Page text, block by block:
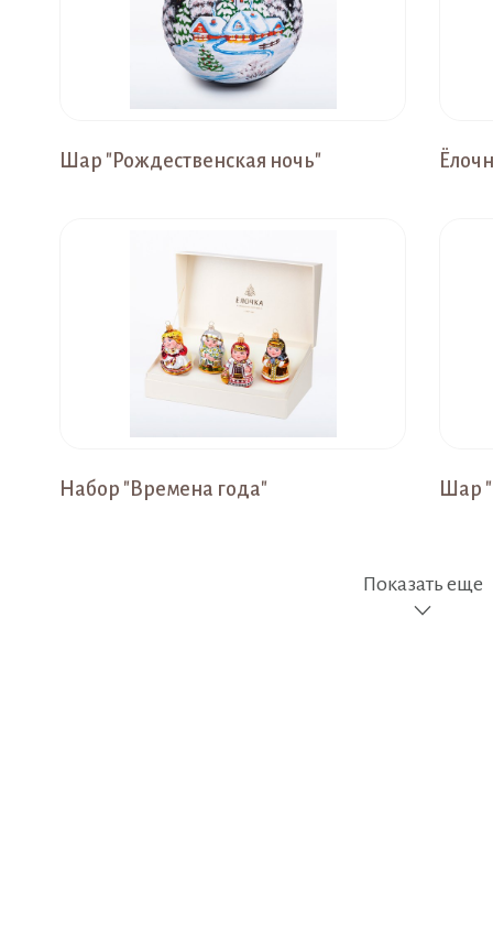
Шар "Рождественская ночь"
Набор "Времена года" Шар
Показать еще